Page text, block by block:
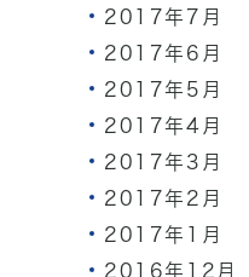
2017年7月
2017年6月
2017年5月
2017年4月
2017年3月
2017年2月
2017年1月
2016年12月